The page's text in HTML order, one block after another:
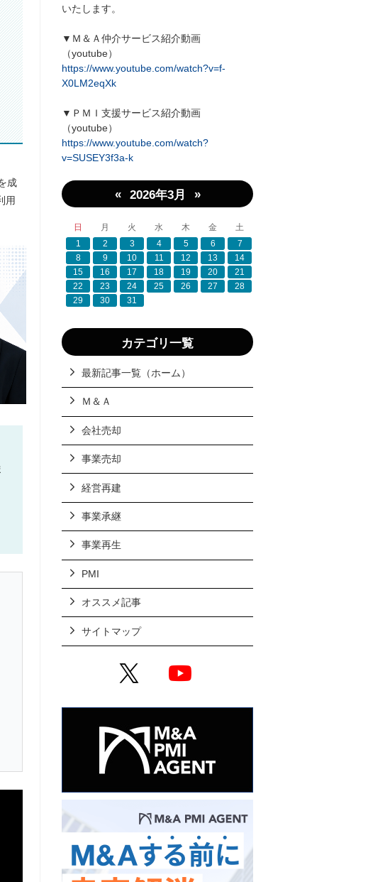
成
用
いたします。
▼Ｍ＆Ａ仲介サービス紹介動画
（youtube）
https://www.youtube.com/watch?v=f-
X0LM2eqXk
▼ＰＭＩ支援サービス紹介動画
（youtube）
https://www.youtube.com/watch?
v=SUSEY3f3a-k
« 2026年3月 »
日 月 火 水 木 金
土
1
2 3 4 5 6
7
8
9 10 11 12 13
14
15
16 17 18 19 20
21
22
23 24 25 26 27
28
29
30 31
カテゴリ一覧
最新記事一覧（ホーム）
Ｍ＆Ａ
会社売却
事業売却
経営再建
事業承継
事業再生
PMI
オススメ記事
サイトマップ
X